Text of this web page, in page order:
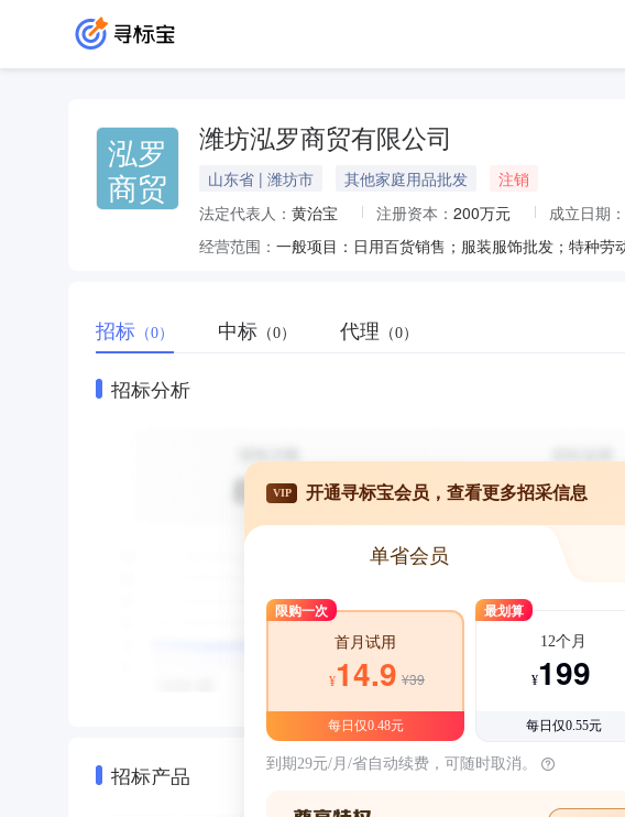
泓罗
商贸
潍坊泓罗商贸有限公司
山东省 | 潍坊市 其他家庭用品批发
注销
法定代表人： 黄治宝 注册资本： 200万元 成立日期：
经营范围：
招标 （0） 中标 （0） 代理 （0）
招标分析
招标产品
VIP 开通寻标宝会员，查看更多招采信息
单省会员
限购一次
首月试用
¥14.9 ¥39
每日仅0.48元
最划算
12个月
¥199
每日仅0.55元
到期29元/月/省自动续费，可随时取消。